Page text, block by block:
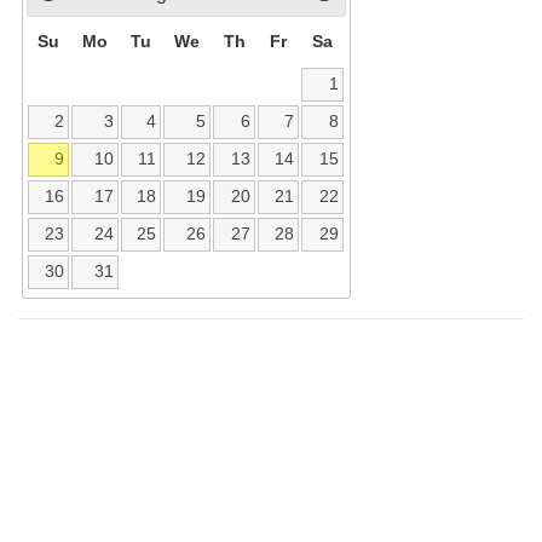
Su Mo Tu We Th Fr Sa
1
2
3 4 5 6 7
8
9
10 11 12 13 14
15
16
17 18 19 20 21
22
23
24 25 26 27 28
29
30
31